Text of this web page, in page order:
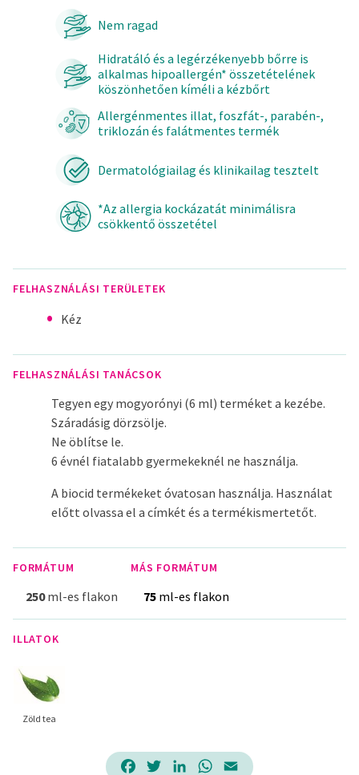
Nem ragad
Hidratáló és a legérzékenyebb bőrre is
alkalmas hipoallergén* összetételének
köszönhetően kíméli a kézbőrt
Allergénmentes illat, foszfát-, parabén-,
triklozán és falátmentes termék
Dermatológiailag és klinikailag tesztelt
*Az allergia kockázatát minimálisra
csökkentő összetétel
FELHASZNÁLÁSI TERÜLETEK
Kéz
FELHASZNÁLÁSI TANÁCSOK
Tegyen egy mogyorónyi (6 ml) terméket a kezébe.
Száradásig dörzsölje.
Ne öblítse le.
6 évnél fiatalabb gyermekeknél ne használja.
A biocid termékeket óvatosan használja. Használat
előtt olvassa el a címkét és a termékismertetőt.
FORMÁTUM
250ml-es flakon
MÁS FORMÁTUM
75 ml-es flakon
ILLATOK
Zöld tea
FacebookTwitterLinkedInWhatsApp
Email